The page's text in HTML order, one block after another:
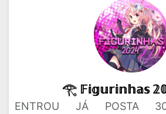
𓂀 𝔽𝕚𝕘𝕦𝕣𝕚𝕟𝕙𝕒𝕤
ENTROU JÁ POSTA 30